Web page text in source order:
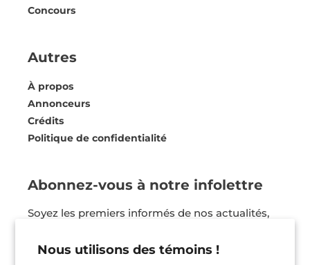
Nous utilisons des témoins !
Concours
Autres
À propos
Annonceurs
Crédits
Politique de confidentialité
Abonnez-vous à notre infolettre
Soyez les premiers informés de nos actualités,
vous désinscrire en tout temps.